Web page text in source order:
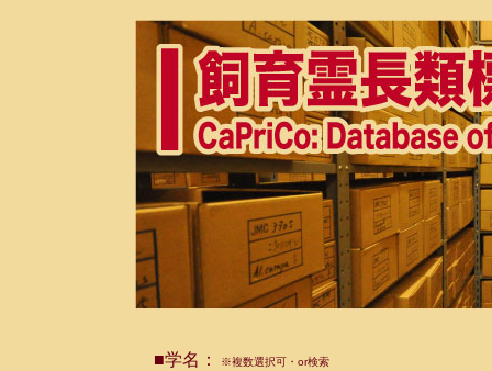
■学名： ※複数選択可・or検索